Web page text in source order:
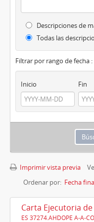
Descripciones de
Todas las
Filtrar por rango de fecha :
Inicio Fin
Imprimir vista previa
Ordenar por: Fecha
ES 37274.AHDOPE A-A-